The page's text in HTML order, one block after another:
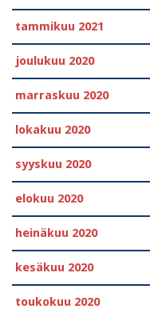
tammikuu 2021
joulukuu 2020
marraskuu 2020
lokakuu 2020
syyskuu 2020
elokuu 2020
heinäkuu 2020
kesäkuu 2020
toukokuu 2020